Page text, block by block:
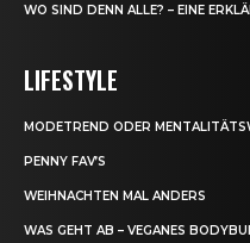
WO SIND DENN ALLE? – EINE
LIFESTYLE
MODETREND ODER
PENNY FAV’S
WEIHNACHTEN MAL ANDERS
WAS GEHT AB – VEGANES